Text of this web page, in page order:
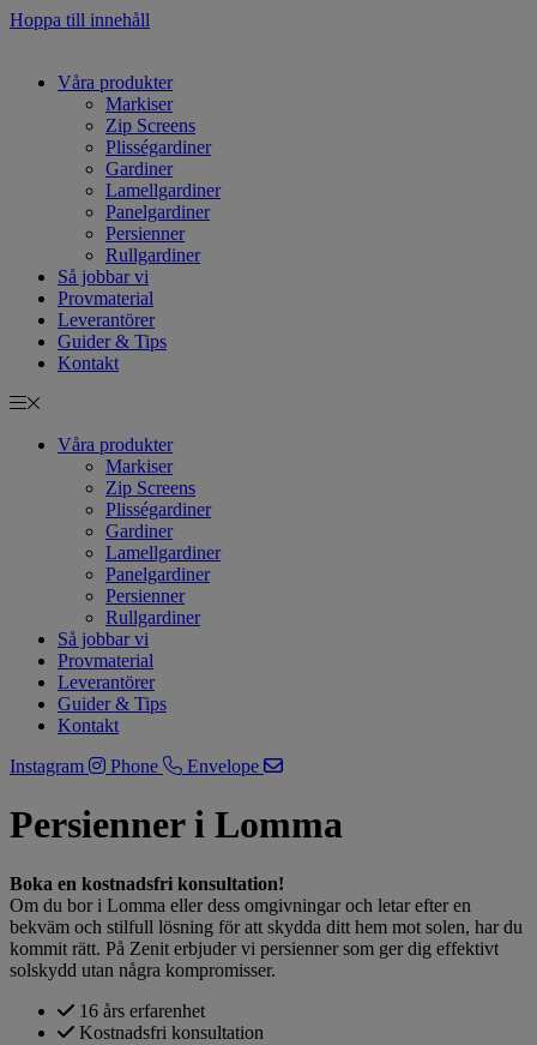
Hoppa till innehåll
Våra produkter
Markiser
Zip Screens
Plisségardiner
Gardiner
Lamellgardiner
Panelgardiner
Persienner
Rullgardiner
Så jobbar vi
Provmaterial
Leverantörer
Guider & Tips
Kontakt
Våra produkter
Markiser
Zip Screens
Plisségardiner
Gardiner
Lamellgardiner
Panelgardiner
Persienner
Rullgardiner
Så jobbar vi
Provmaterial
Leverantörer
Guider & Tips
Kontakt
Instagram
Phone Envelope
Persienner i Lomma
Boka en kostnadsfri konsultation!
Om du bor i Lomma eller dess omgivningar och letar efter en
bekväm och stilfull lösning för att skydda ditt hem mot solen, har du
kommit rätt. På Zenit erbjuder vi persienner som ger dig effektivt
solskydd utan några kompromisser.
16 års erfarenhet
Kostnadsfri konsultation